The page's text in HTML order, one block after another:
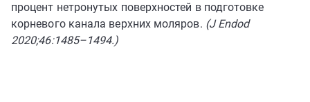
процент нетронутых поверхностей в подготовке
корневого канала верхних моляров. (J Endod
2020;46:1485–1494.)